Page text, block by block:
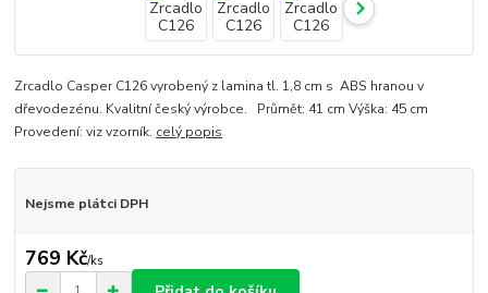
Zrcadlo Casper C126 vyrobený z lamina tl. 1,8 cm s ABS hranou v
dřevodezénu. Kvalitní český výrobce. Průmět: 41 cm Výška: 45 cm
Provedení: viz vzorník. celý popis
Nejsme plátci DPH
769 Kč/ks